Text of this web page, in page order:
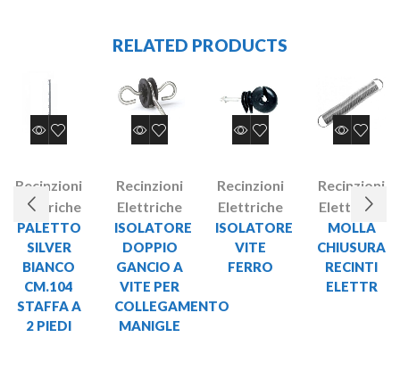
RELATED PRODUCTS
Recinzioni
Elettriche
PALETTO
SILVER
BIANCO
CM.104
STAFFA A
2 PIEDI
Recinzioni
Elettriche
ISOLATORE
DOPPIO
GANCIO A
VITE PER
COLLEGAMENTO
MANIGLE
Recinzioni
Elettriche
ISOLATORE
VITE
FERRO
Recinzioni
Elettriche
MOLLA
CHIUSURA
RECINTI
ELETTR